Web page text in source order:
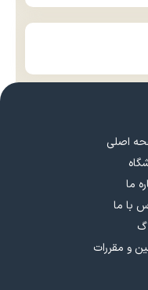
اصلی
ما
با ما
و مقررات